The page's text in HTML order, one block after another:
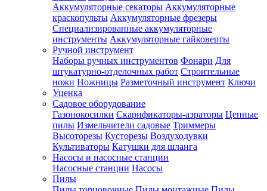
Аккумуляторные секаторы Аккумуляторные
краскопульты Аккумуляторные фрезеры
Специализированные аккумуляторные
инструменты Аккумуляторные гайковерты
Ручной инструмент
Наборы ручных инструментов Фонари Для
штукатурно-отделочных работ Строительные
ножи Ножницы Разметочный инструмент Ключи
Уценка
Садовое оборудование
Газонокосилки Скарификаторы-аэраторы Цепные
пилы Измельчители садовые Триммеры
Высоторезы Кусторезы Воздуходувки
Культиваторы Катушки для шланга
Насосы и насосные станции
Насосные станции Насосы
Пилы